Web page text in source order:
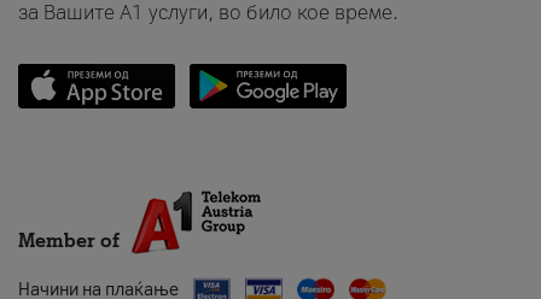
за Вашите A1 услуги, во било кое време.
Member of
Начини на плаќање